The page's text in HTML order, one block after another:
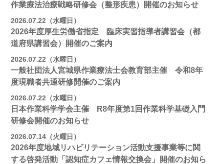
作業療法治療戦略研修会（整形疾患）開催のお知らせ
2026.07.22（水曜日）
2026年度厚生労働省指定 臨床実習指導者講習会（都
道府県講習会）開催のご案内
2026.07.22（水曜日）
一般社団法人宮城県作業療法士会教育部主催 令和8年
度現職者共通研修開催のご案内
2026.07.22（水曜日）
日本作業科学学会主催 R8年度第1回作業科学基礎入門
研修会開催のお知らせ
2026.07.14（火曜日）
2026年度地域リハビリテーション活動支援事業等に関
する啓発活動「認知症カフェ情報交換会」開催のお知ら